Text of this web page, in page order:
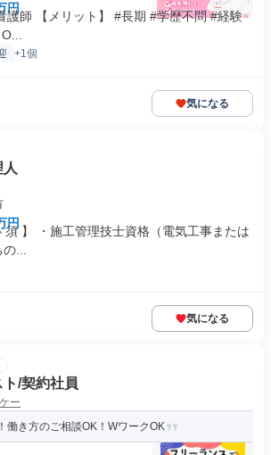
円
護師 【メリット】 #長期 #学歴不問 #経験
+1個
気になる
円
須 】 ・施工管理技士資格（電気工事または
...
気になる
/契約社員
ー
働き方のご相談OK！WワークOK